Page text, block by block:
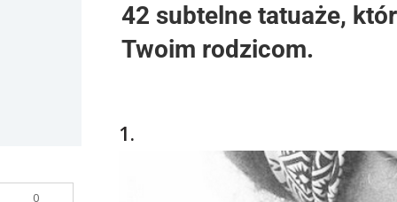
42 subtelne tatuaże,
Twoim rodzicom.
0
1.